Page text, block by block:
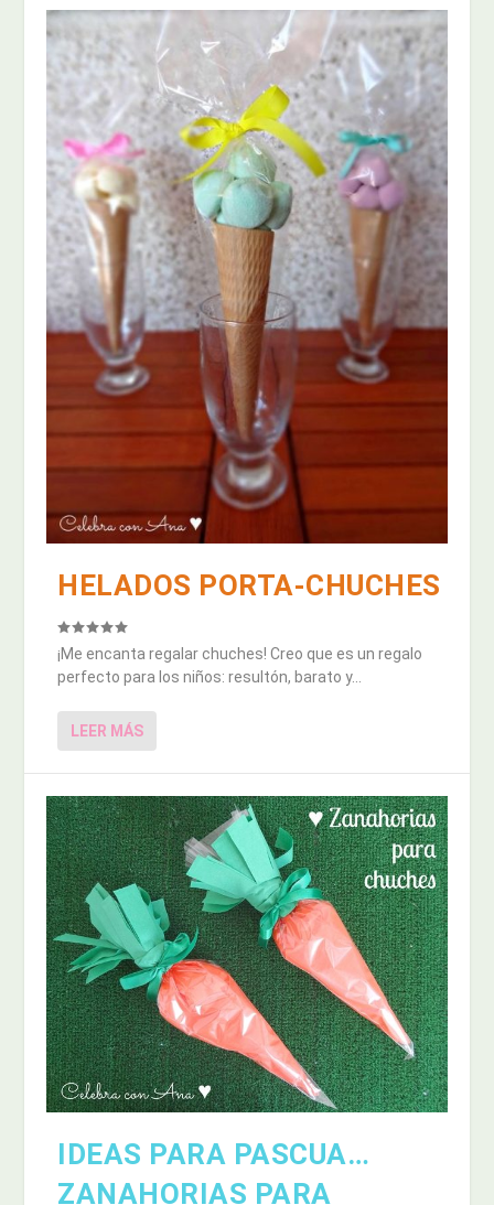
HELADOS PORTA-CHUCHES
¡Me encanta regalar chuches! Creo que es un regalo
perfecto para los niños: resultón, barato y...
LEER MÁS
IDEAS PARA PASCUA…
ZANAHORIAS PARA